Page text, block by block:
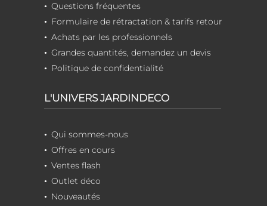
Questions fréquentes
Formulaire de rétractation & tarifs retour
Achats par les professionnels
Grandes quantités, demandez un devis
Politique de confidentialité
L'UNIVERS JARDINDECO
Qui sommes-nous
Offres en cours
Ventes flash
Outlet déco
Nouveautés